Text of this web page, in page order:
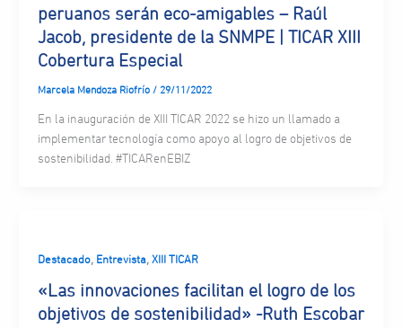
peruanos serán eco-amigables – Raúl
Jacob, presidente de la SNMPE | TICAR XIII
Cobertura Especial
Marcela Mendoza Riofrío / 29/11/2022
En la inauguración de XIII TICAR 2022 se hizo un llamado a
implementar tecnología como apoyo al logro de objetivos de
sostenibilidad. #TICARenEBIZ
Destacado, Entrevista, XIII TICAR
«Las innovaciones facilitan el logro de los
objetivos de sostenibilidad» -Ruth Escobar